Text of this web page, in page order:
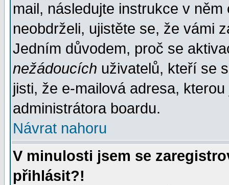
mail, následujte instrukce v
neobdrželi, ujistěte se, že vámi
Jedním důvodem, proč se
nežádoucích uživatelů, kteří se
jisti, že e-mailová adresa,
administrátora boardu.
Návrat nahoru
V minulosti jsem se
přihlásit?!